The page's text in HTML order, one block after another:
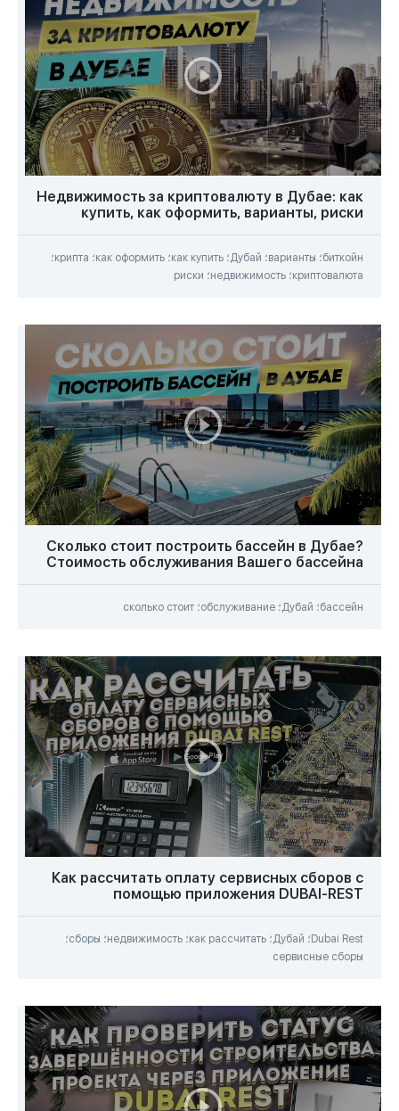
Недвижимость за криптовалюту в Дубае: как
купить, как оформить, варианты, риски
биткойн؛ варианты؛ Дубай؛ как купить؛ как оформить؛ крипта؛
криптовалюта؛ недвижимость؛ риски
Сколько стоит построить бассейн в Дубае?
Стоимость обслуживания Вашего бассейна
бассейн؛ Дубай؛ обслуживание؛ сколько стоит
Как рассчитать оплату сервисных сборов с
помощью приложения DUBAI-REST
Dubai Rest؛ Дубай؛ как рассчитать؛ недвижимость؛ сборы؛
сервисные сборы